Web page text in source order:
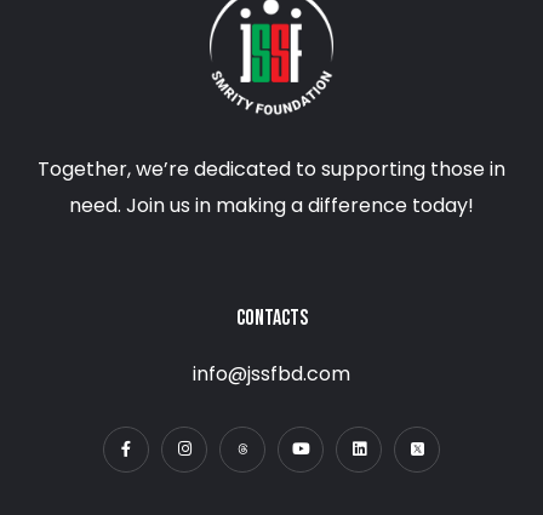
Together, we’re dedicated to supporting those in
need. Join us in making a difference today!
CONTACTS
info@jssfbd.com